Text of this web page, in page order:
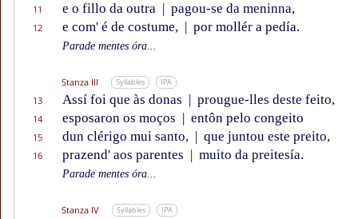
11 e o fillo da outra | pagou-se da meninna,
12 e com' é de costume, | por mollér a pedía.
Parade mentes óra...
Stanza III Syllables IPA
13 Assí foi que às donas | prougue-lles deste feito,
14 esposaron os moços | entôn pelo congeito
15 dun clérigo mui santo, | que juntou este preito,
16 prazend' aos parentes | muito da preitesía.
Parade mentes óra...
Stanza IV Syllables IPA